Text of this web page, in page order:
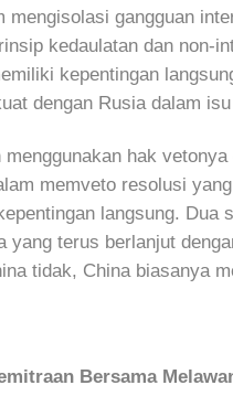
gangguan
kedaulatan dan
kepentingan
dengan Rusia dalam
hak
memveto resolusi
langsung.
terus berlanjut
tidak, China biasanya
Bersama